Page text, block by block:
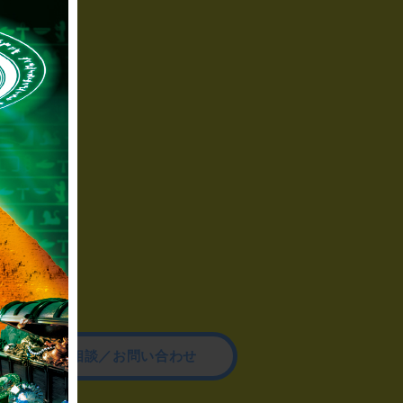
その他のご相談／お問い合わせ